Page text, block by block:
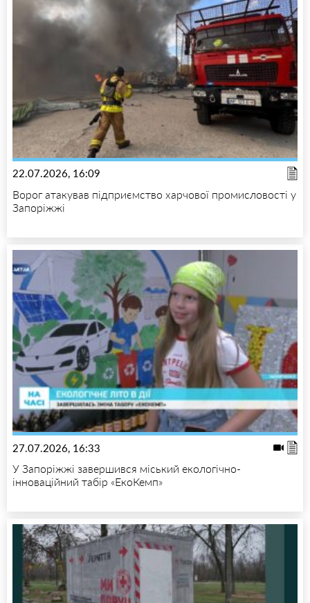
22.07.2026, 16:09
Ворог атакував підприємство харчової промисловості у
Запоріжжі
27.07.2026, 16:33
У Запоріжжі завершився міський екологічно-
інноваційний табір «ЕкоКемп»